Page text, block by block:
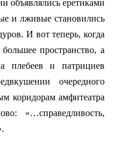
объявлялись еретиками
и лживые становились
И вот теперь, когда
пространство, а
плебеев и патрициев
очередного
коридорам амфитеатра
«…справедливость,